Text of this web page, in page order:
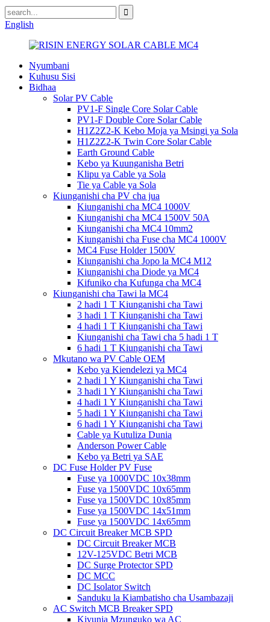
English
Nyumbani
Kuhusu Sisi
Bidhaa
Solar PV Cable
PV1-F Single Core Solar Cable
PV1-F Double Core Solar Cable
H1Z2Z2-K Kebo Moja ya Msingi ya Sola
H1Z2Z2-K Twin Core Solar Cable
Earth Ground Cable
Kebo ya Kuunganisha Betri
Klipu ya Cable ya Sola
Tie ya Cable ya Sola
Kiunganishi cha PV cha jua
Kiunganishi cha MC4 1000V
Kiunganishi cha MC4 1500V 50A
Kiunganishi cha MC4 10mm2
Kiunganishi cha Fuse cha MC4 1000V
MC4 Fuse Holder 1500V
Kiunganishi cha Jopo la MC4 M12
Kiunganishi cha Diode ya MC4
Kifuniko cha Kufunga cha MC4
Kiunganishi cha Tawi la MC4
2 hadi 1 T Kiunganishi cha Tawi
3 hadi 1 T Kiunganishi cha Tawi
4 hadi 1 T Kiunganishi cha Tawi
Kiunganishi cha Tawi cha 5 hadi 1 T
6 hadi 1 T Kiunganishi cha Tawi
Mkutano wa PV Cable OEM
Kebo ya Kiendelezi ya MC4
2 hadi 1 Y Kiunganishi cha Tawi
3 hadi 1 Y Kiunganishi cha Tawi
4 hadi 1 Y Kiunganishi cha Tawi
5 hadi 1 Y Kiunganishi cha Tawi
6 hadi 1 Y Kiunganishi cha Tawi
Cable ya Kutuliza Dunia
Anderson Power Cable
Kebo ya Betri ya SAE
DC Fuse Holder PV Fuse
Fuse ya 1000VDC 10x38mm
Fuse ya 1500VDC 10x65mm
Fuse ya 1500VDC 10x85mm
Fuse ya 1500VDC 14x51mm
Fuse ya 1500VDC 14x65mm
DC Circuit Breaker MCB SPD
DC Circuit Breaker MCB
12V-125VDC Betri MCB
DC Surge Protector SPD
DC MCC
DC Isolator Switch
Sanduku la Kiambatisho cha Usambazaji
AC Switch MCB Breaker SPD
Kivunja Mzunguko wa AC